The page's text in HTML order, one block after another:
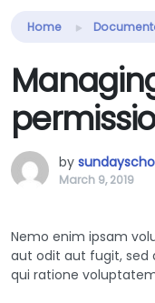
Home
by
March 9, 2019
Nemo enim ipsam
aut odit aut fugit, sed
qui ratione